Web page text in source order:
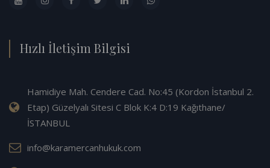
Hızlı İletişim Bilgisi
Hamidiye Mah. Cendere Cad. No:45 (Kordon İstanbul 2.
Etap) Güzelyalı Sitesi C Blok K:4 D:19 Kağıthane/
İSTANBUL
info@karamercanhukuk.com